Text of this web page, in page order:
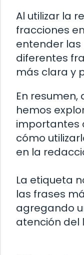
Al utilizar la
fracciones
entender
diferentes
más clara y
En
hemos
importantes
cómo
en la
La etiqueta
las frases
agregando
atención del